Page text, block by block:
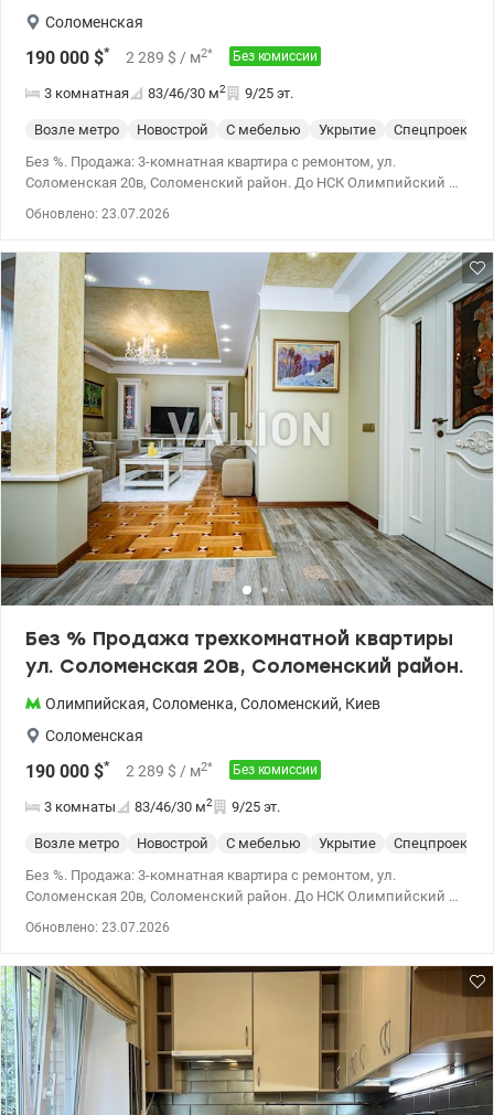
Соломенская
190 000 $* 2 289 $ / м2* Без комиссии
3 комнатная 83/46/30 м2 9/25 эт.
Возле метро Новострой С мебелью Укрытие Спецпроект
Без %. Продажа: 3-комнатная квартира с ремонтом, ул.
Соломенская 20в, Соломенский район. До НСК Олимпийский –
домов Соломенского района, по индивидуальному проекту,
монолитно-каркасный, кирпич. Оснащен дополнительно
генераторами для бесперебойной работы лифтов, подачи тепла
и водоснабжения. Полностью укомплектована мебелью и
техникой – можно заезжать без дополнительных затрат. Дом
построен в 2018 году. Общая площадь: 83,40 кв.м, жилая: 45,50
кв.м, площадь кухни: 30.00 кв.м. Отдельная кладовая 3 кв.м .
Санузел смежный. Качественный ремонт, отделка натуральное
дерево. Закрытая территория, подземный паркинг, укрытие . 4
лифта. С генераторами . Рядом парки, супермаркеты, школы,
детские сады, рестораны, фитнес-клубы и Соломенский рынок.
До центра города всего 15 минут, метро Вокзальная и
Олимпийская – в удобной транспортной доступности. Комфорт,
безопасность и отличная локация. Без комиссии для
покупателя. Цена 190 000 у.е. 0930041992 Виктория
valion.ua/1154294
Обновлено: 23.07.2026
Без % Продажа трехкомнатной квартиры
ул. Соломенская 20в, Соломенский район.
Олимпийская, Соломенка, Соломенский, Киев
Соломенская
190 000 $* 2 289 $ / м2* Без комиссии
3 комнаты 83/46/30 м2 9/25 эт.
Возле метро Новострой С мебелью Укрытие Спецпроект
Без %. Продажа: 3-комнатная квартира с ремонтом, ул.
Соломенская 20в, Соломенский район. До НСК Олимпийский –
домов Соломенского района, по индивидуальному проекту,
монолитно-каркасный, кирпич. Оснащен дополнительно
генераторами для бесперебойной работы лифтов, подачи тепла
и водоснабжения. Полностью укомплектована мебелью и
техникой – можно заезжать без дополнительных затрат. Дом
построен в 2018 году. Общая площадь: 83,40 кв.м, жилая: 45,50
кв.м, площадь кухни: 30.00 кв.м. Отдельная кладовая 3 кв.м .
Обновлено: 23.07.2026